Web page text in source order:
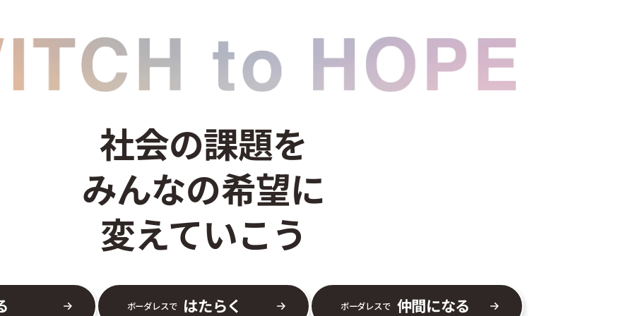
社会の課題を
みんなの希望に
変えていこう
ボーダレスで はたらく ボーダレスで 仲間になる